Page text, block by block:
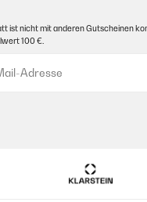
sie versprechen
ist nicht mit anderen Gutscheinen
100 €.